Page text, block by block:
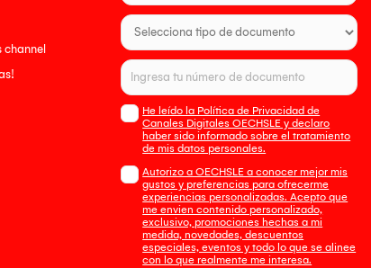
channel
He leído la Política de Privacidad de
Canales Digitales OECHSLE y declaro
haber sido informado sobre el tratamiento
de mis datos personales.
Autorizo a OECHSLE a conocer mejor mis
gustos y preferencias para ofrecerme
experiencias personalizadas. Acepto que
me envien contenido personalizado,
exclusivo, promociones hechas a mi
medida, novedades, descuentos
especiales, eventos y todo lo que se alinee
con lo que realmente me interesa.